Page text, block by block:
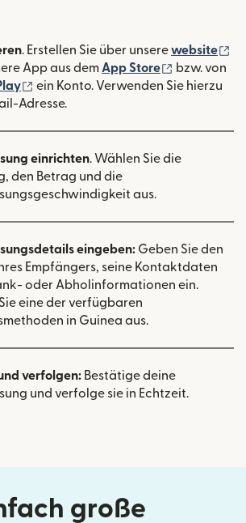
. Erstellen Sie über unserewebsite
App aus dem App Store (wird in
bzw. von
(wird in einem neuen Fenster
ein Konto. Verwenden Sie hierzu
Adresse.
einrichten. Wählen Sie die
den Betrag und die
aus.
eingeben: Geben Sie den
Empfängers, seine Kontaktdaten
oder Abholinformationen ein.
eine der verfügbaren
in Guinea aus.
verfolgen: Bestätige deine
und verfolge sie in Echtzeit.
große